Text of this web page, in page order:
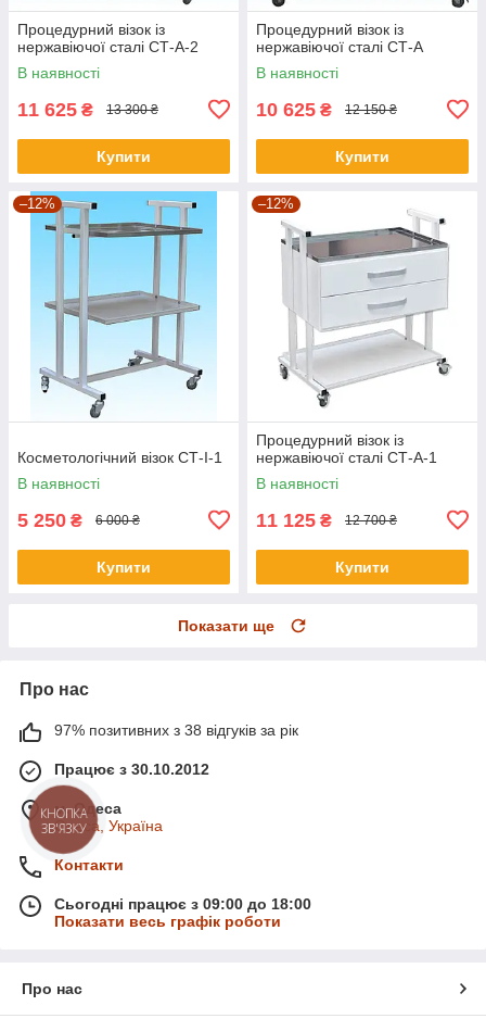
Процедурний візок із
нержавіючої сталі СТ-А-2
В наявності
11 625 ₴ 13 300 ₴
Купити
Процедурний візок із
нержавіючої сталі СТ-А
В наявності
10 625 ₴ 12 150 ₴
Купити
–12%
Косметологічний візок СТ-I-1
В наявності
5 250 ₴ 6 000 ₴
Купити
–12%
Процедурний візок із
нержавіючої сталі СТ-А-1
В наявності
11 125 ₴ 12 700 ₴
Купити
Показати ще
Про нас
97% позитивних з 38 відгуків за рік
Працює з 30.10.2012
м. Одеса
Одеса, Україна
Контакти
Сьогодні працює з 09:00 до 18:00
Показати весь графік роботи
Про нас
КНОПКА
ЗВ'ЯЗКУ